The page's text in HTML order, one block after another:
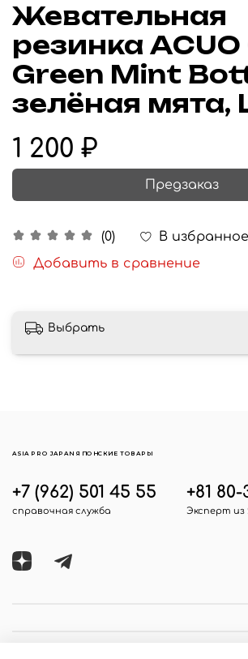
Жевательная
резинка
Green Mint
зелёная мята,
(0)
В избранное
Добавить в сравнение
1 200 ₽
Предзаказ
Выбрать
+7 (962) 501 45 55
справочная служба
+81
Эксперт из
ASIA PRO JAPAN ЯПОНСКИЕ ТОВАРЫ